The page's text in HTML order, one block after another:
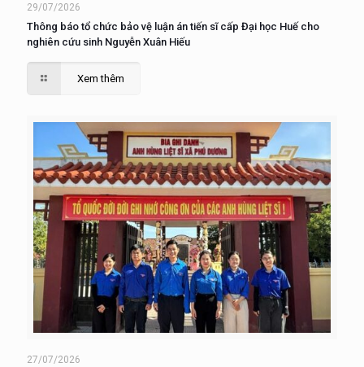
29/07/2026
Thông báo tổ chức bảo vệ luận án tiến sĩ cấp Đại học Huế cho
nghiên cứu sinh Nguyễn Xuân Hiếu
Xem thêm
27/07/2026